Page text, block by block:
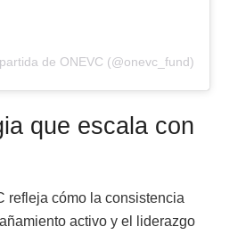
de ONEVC (@onevc_fund)
que escala con
refleja cómo la consistencia
activo y el liderazgo